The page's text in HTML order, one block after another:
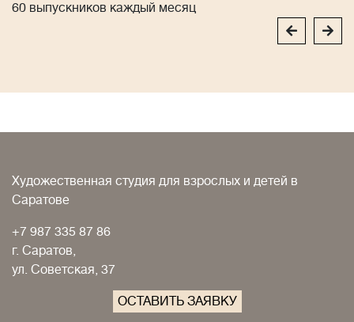
60 выпускников каждый месяц
Художественная студия для взрослых и детей в
Саратове
+7 987 335 87 86
г. Саратов,
ул. Советская, 37
ОСТАВИТЬ ЗАЯВКУ